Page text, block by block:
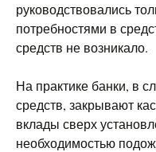
руководствовались
потребностями в
средств не возникало.
На практике банки, в
средств, закрывают
вклады сверх
необходимостью